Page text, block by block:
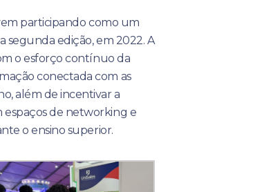
participando como um
segunda edição, em 2022. A
o esforço contínuo da
conectada com as
além de incentivar a
espaços de networking e
o ensino superior.